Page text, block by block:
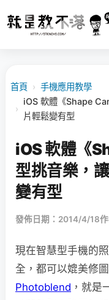
首頁 › 手機應用教學
›
iOS 軟體《Shape
片輕鬆變有型
iOS 軟體《
型挑音樂，
變有型
發佈日期：2014/4/18作
現在智慧型手機的
全，都可以媲美修
Photoblend ，就是